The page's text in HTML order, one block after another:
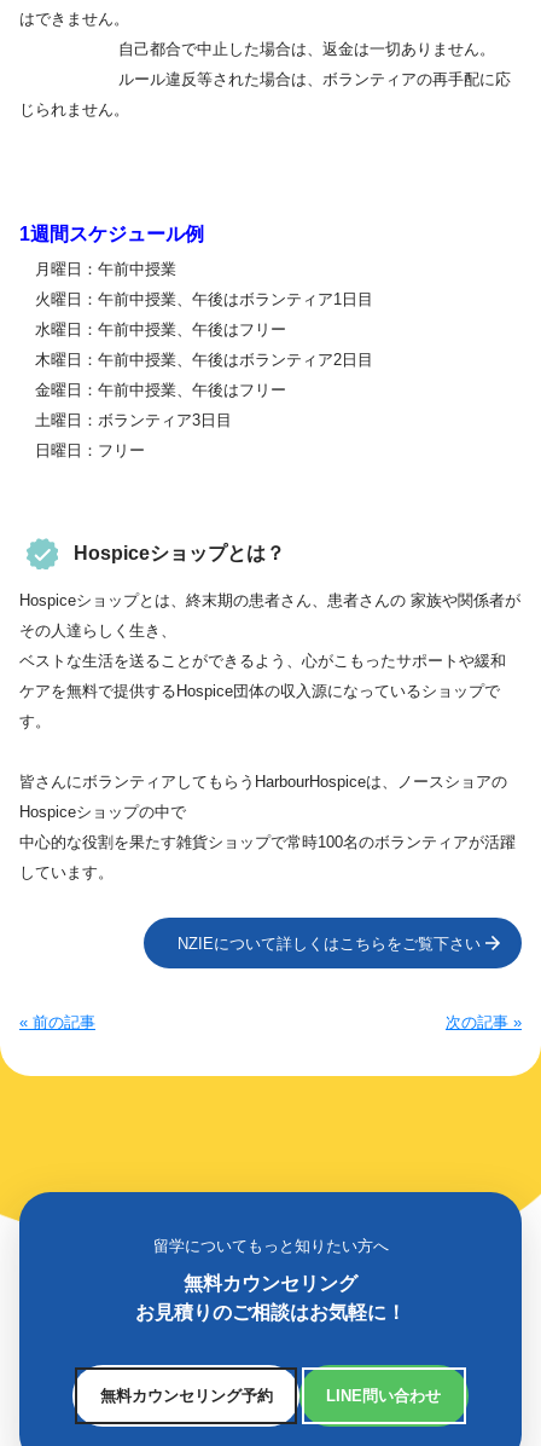
はできません。
自己都合で中止した場合は、返金は一切ありません。
ルール違反等された場合は、ボランティアの再手配に応
じられません。
1週間スケジュール例
月曜日：午前中授業
火曜日：午前中授業、午後はボランティア1日目
水曜日：午前中授業、午後はフリー
木曜日：午前中授業、午後はボランティア2日目
金曜日：午前中授業、午後はフリー
土曜日：ボランティア3日目
日曜日：フリー
Hospiceショップとは？
Hospiceショップとは、終末期の患者さん、患者さんの 家族や関係者が
その人達らしく生き、
ベストな生活を送ることができるよう、心がこもったサポートや緩和
ケアを無料で提供するHospice団体の収入源になっているショップで
す。
皆さんにボランティアしてもらうHarbourHospiceは、ノースショアの
Hospiceショップの中で
中心的な役割を果たす雑貨ショップで常時100名のボランティアが活躍
しています。
NZIEについて詳しくはこちらをご覧下さい
« 前の記事 次の記事 »
留学についてもっと知りたい方へ
無料カウンセリング
お見積りのご相談はお気軽に！
無料カウンセリング予約 LINE問い合わせ